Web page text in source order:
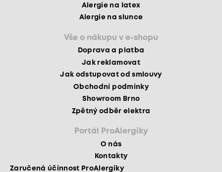
Alergie na latex
Alergie na slunce
Vše o nákupu v e-shopu
Doprava a platba
Jak reklamovat
Jak odstupovat od smlouvy
Obchodní podmínky
Showroom Brno
Zpětný odběr elektra
Portál ProAlergiky
O nás
Kontakty
Zaručená účinnost ProAlergiky